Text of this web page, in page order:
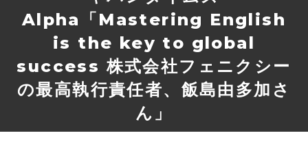
Alpha「Mastering English
is the key to global
success 株式会社フェニクシー
の最高執行責任者、飯島由多加さ
ん」